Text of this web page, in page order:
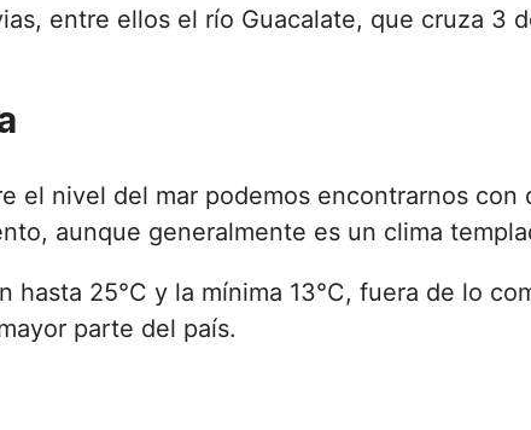
entre ellos el río Guacalate, que cruza 3
el nivel del mar podemos encontrarnos con
aunque generalmente es un clima
hasta 25°C y la mínima 13°C, fuera de lo
parte del país.